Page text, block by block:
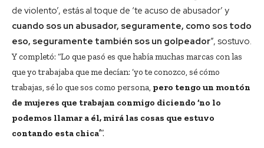
de violento’, estás al toque de ‘te acuso de abusador’ y
cuando sos un abusador, seguramente, como sos todo
eso, seguramente también sos un golpeador”, sostuvo.
Y completó: “Lo que pasó es que había muchas marcas con las
que yo trabajaba que me decían: ‘yo te conozco, sé cómo
trabajas, sé lo que sos como persona, pero tengo un montón
de mujeres que trabajan conmigo diciendo ‘no lo
podemos llamar a él, mirá las cosas que estuvo
contando esta chica’”.